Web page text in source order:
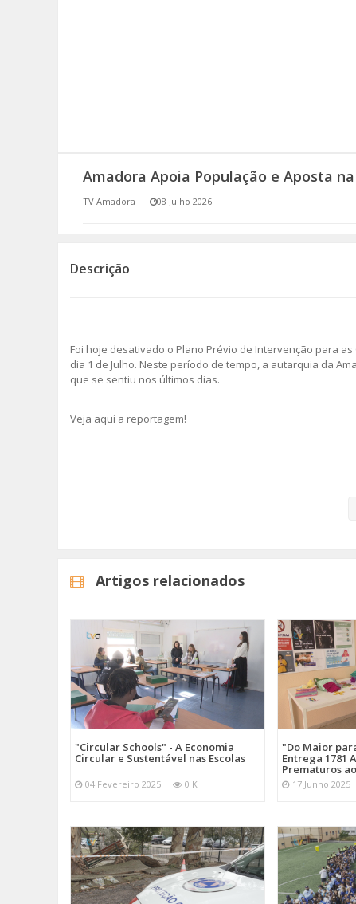
(RE) PENSAMENTOS
Amadora Apoia População e Aposta
TV Amadora 08 Julho 2026
Descrição
Foi hoje desativado o Plano Prévio de Intervenção para
dia 1 de Julho. Neste período de tempo, a autarquia da
que se sentiu nos últimos dias.
Veja aqui a reportagem!
Artigos relacionados
"Circular Schools" - A Economia
Circular e Sustentável nas Escolas
04 Fevereiro 2025 0 K
"Do Maior
Entrega 1781
Prematuros
17 Junho 2025